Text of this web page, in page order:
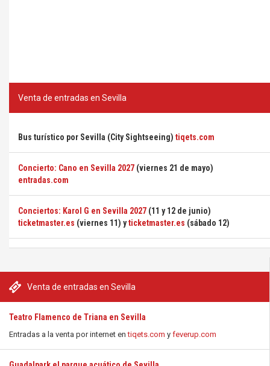
Venta de entradas en Sevilla
Teatro Flamenco de Triana en Sevilla
Entradas a la venta por internet entiqets.com y feverup.com
Venta de entradas en Sevilla
Bus turístico por Sevilla (City Sightseeing) tiqets.com
Concierto: Cano en Sevilla 2027 (viernes 21 de mayo)
entradas.com
Conciertos: Karol G en Sevilla 2027 (11 y 12 de junio)
ticketmaster.es (viernes 11) yticketmaster.es (sábado 12)